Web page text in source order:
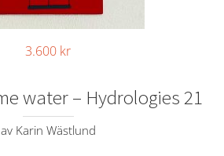
3.600 kr
water – Hydrologies 21
av Karin Wästlund